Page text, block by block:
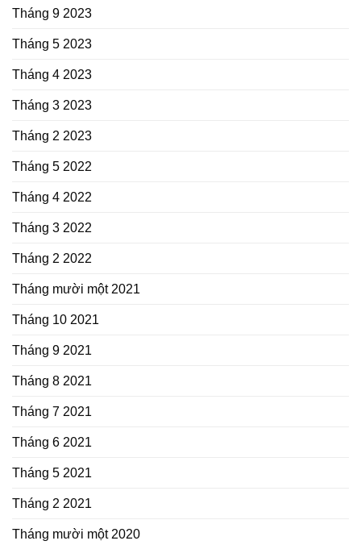
Tháng 9 2023
Tháng 5 2023
Tháng 4 2023
Tháng 3 2023
Tháng 2 2023
Tháng 5 2022
Tháng 4 2022
Tháng 3 2022
Tháng 2 2022
Tháng mười một 2021
Tháng 10 2021
Tháng 9 2021
Tháng 8 2021
Tháng 7 2021
Tháng 6 2021
Tháng 5 2021
Tháng 2 2021
Tháng mười một 2020